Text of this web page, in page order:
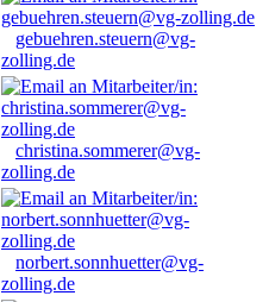
gebuehren.steuern@vg-
zolling.de
christina.sommerer@vg-
zolling.de
norbert.sonnhuetter@vg-
zolling.de